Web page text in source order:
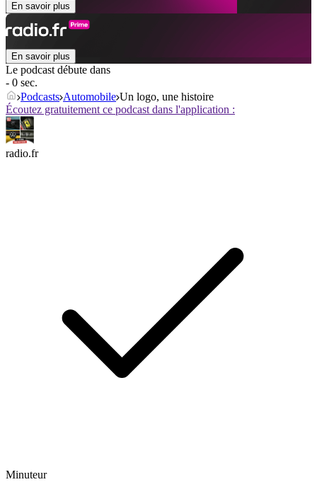
En savoir plus
En savoir plus
Le podcast débute dans
- 0 sec.
Podcasts Automobile Un logo, une histoire
Écoutez gratuitement ce podcast dans l'application :
radio.fr
Minuteur